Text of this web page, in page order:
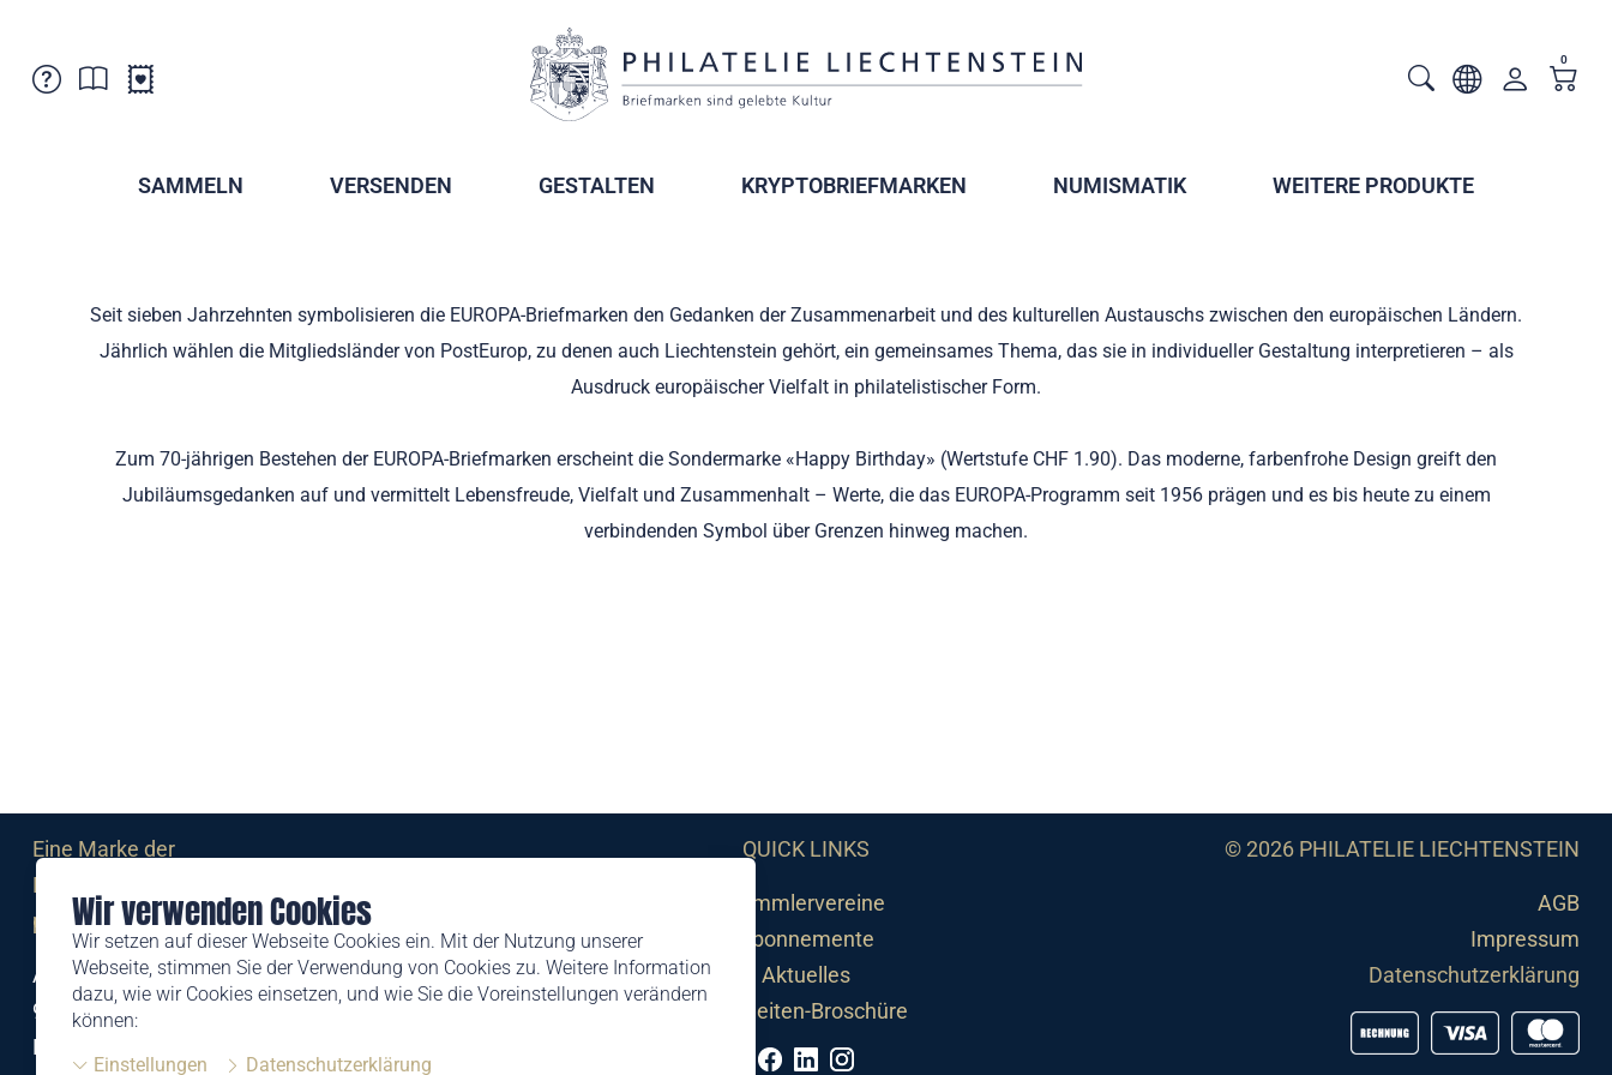
Wir verwenden Cookies
Wir setzen auf dieser Webseite Cookies ein. Mit der Nutzung unserer
Webseite, stimmen Sie der Verwendung von Cookies zu. Weitere Information
dazu, wie wir Cookies einsetzen, und wie Sie die Voreinstellungen verändern
können:
Einstellungen
Datenschutzerklärung
Verkaufsstellen
Abonnemente
0
SAMMELN VERSENDEN GESTALTEN KRYPTOBRIEFMARKEN NUMISMATIK WEITERE PRODUKTE
Seit sieben Jahrzehnten symbolisieren die EUROPA-Briefmarken den Gedanken der Zusammenarbeit und des kulturellen Austauschs zwischen den europäischen Ländern.
Jährlich wählen die Mitgliedsländer von PostEurop, zu denen auch Liechtenstein gehört, ein gemeinsames Thema, das sie in individueller Gestaltung interpretieren – als
Ausdruck europäischer Vielfalt in philatelistischer Form.
Zum 70-jährigen Bestehen der EUROPA-Briefmarken erscheint die Sondermarke «Happy Birthday» (Wertstufe CHF 1.90). Das moderne, farbenfrohe Design greift den
Jubiläumsgedanken auf und vermittelt Lebensfreude, Vielfalt und Zusammenhalt – Werte, die das EUROPA-Programm seit 1956 prägen und es bis heute zu einem
verbindenden Symbol über Grenzen hinweg machen.
Eine Marke der
Liechtensteinischen Post AG
post.li
Alte Zollstrasse 11
9494 Schaan
Liechtenstein
QUICK LINKS
Sammlervereine
Abonnemente
Aktuelles
Neuheiten-Broschüre
© 2026 PHILATELIE LIECHTENSTEIN
AGB
Impressum
Datenschutzerklärung